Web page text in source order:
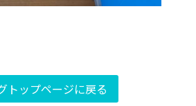
トップページに戻る